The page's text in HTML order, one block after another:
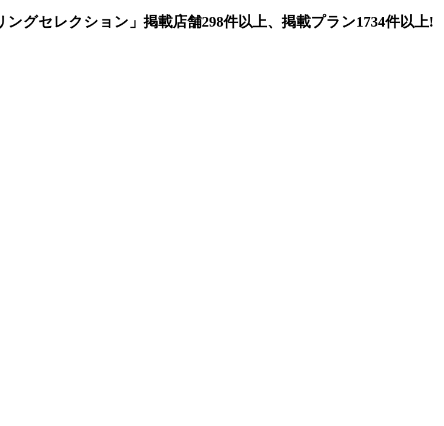
グセレクション」掲載店舗298件以上、掲載プラン1734件以上!